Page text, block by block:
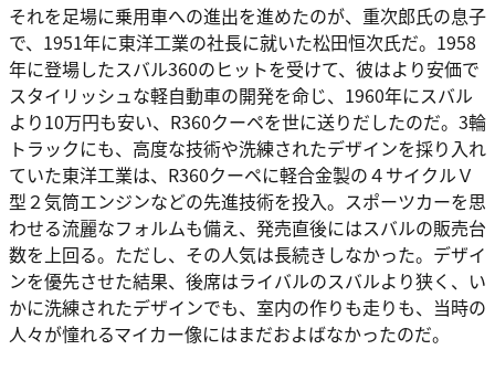
それを足場に乗用車への進出を進めたのが、重次郎氏の息子
で、1951年に東洋工業の社長に就いた松田恒次氏だ。1958
年に登場したスバル360のヒットを受けて、彼はより安価で
スタイリッシュな軽自動車の開発を命じ、1960年にスバル
より10万円も安い、R360クーペを世に送りだしたのだ。3輪
トラックにも、高度な技術や洗練されたデザインを採り入れ
ていた東洋工業は、R360クーペに軽合金製の４サイクルＶ
型２気筒エンジンなどの先進技術を投入。スポーツカーを思
わせる流麗なフォルムも備え、発売直後にはスバルの販売台
数を上回る。ただし、その人気は長続きしなかった。デザイ
ンを優先させた結果、後席はライバルのスバルより狭く、い
かに洗練されたデザインでも、室内の作りも走りも、当時の
人々が憧れるマイカー像にはまだおよばなかったのだ。